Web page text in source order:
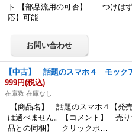
ト 【部品流用の可否】 つけは
応】可能
【中古】 話題のスマホ４ モッ
999円(税込)
在庫数 在庫なし
【商品名】 話題のスマホ４【発
は選べません。【コメント】 売り
品との同梱】 クリックポ…